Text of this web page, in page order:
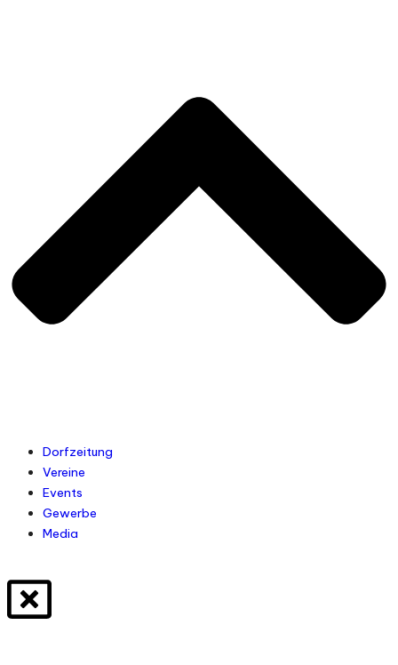
Dorfzeitung
Vereine
Events
Gewerbe
Media